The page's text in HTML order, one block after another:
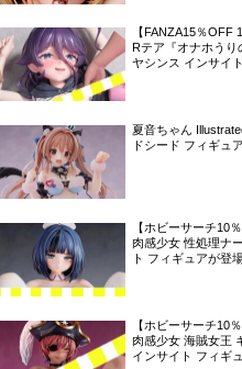
【FANZA15％OFF
Rテア『オナホうり
ヤシンス インサイ
夏音ちゃん
ドシード フィギュ
【ホビーサーチ10
肉感少女 性処理ナ
ト フィギュアが登場
【ホビーサーチ10
肉感少女 海賊女王
インサイト フィギ